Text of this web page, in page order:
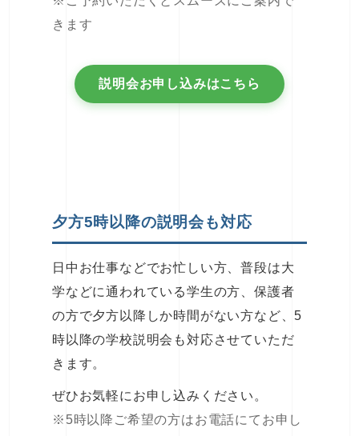
きます
説明会お申し込みはこちら
夕方5時以降の説明会も対応
日中お仕事などでお忙しい方、普段は大
学などに通われている学生の方、保護者
の方で夕方以降しか時間がない方など、5
時以降の学校説明会も対応させていただ
きます。
ぜひお気軽にお申し込みください。
※5時以降ご希望の方はお電話にてお申し